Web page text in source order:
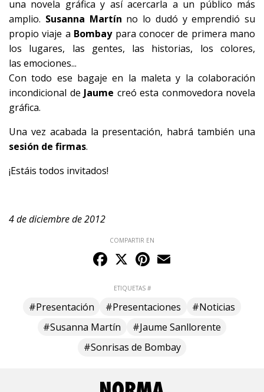
una novela gráfica y así acercarla a un público más
amplio. Susanna Martín no lo dudó y emprendió su
propio viaje a Bombaypara conocer de primera mano
los lugares, las gentes, las historias, los colores,
las emociones...
Con todo ese bagaje en la maleta y la colaboración
incondicional de Jaume creó esta conmovedora novela
gráfica.
Una vez acabada la presentación, habrá también una
sesión de firmas.
¡Estáis todos invitados!
4 de diciembre de 2012
COMPARTIR EN
Facebook
X Pinterest
ETIQUETAS #
#Presentación #Presentaciones
#Noticias
#Susanna Martín
#Jaume Sanllorente
#Sonrisas de Bombay